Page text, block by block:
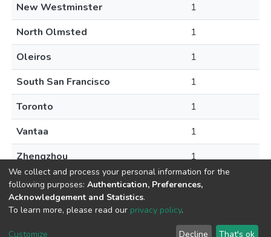
New Westminster
1
North Olmsted
1
Oleiros
1
South San Francisco
1
Toronto
1
Vantaa
1
Zhengzhou
1
DSpace software copyright © 2009-2026
Cookie End User Send
We collect and process your personal information for the
following purposes: Authentication, Preferences,
Acknowledgement and Statistics.
To learn more, please read our privacy policy.
Customize Decline That's ok